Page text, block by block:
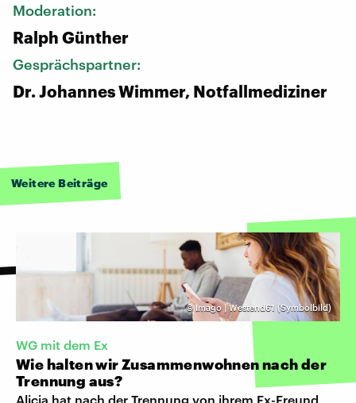
Moderation:
Ralph Günther
Gesprächspartner:
Dr. Johannes Wimmer, Notfallmediziner
Weitere Beiträge
©Imago | Westend61 (Symbolbild)
WG mit dem Ex
Wie halten wir Zusammenwohnen nach der
Trennung aus?
Alicia hat nach der Trennung von ihrem Ex-Freund